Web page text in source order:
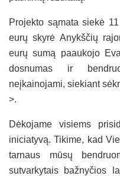
Projekto sąmata siekė
eurų skyrė Anykščių
eurų sumą paaukojo
dosnumas ir
neįkainojami, siekiant
>.
Dėkojame visiems
iniciatyvą. Tikime, kad
tarnaus mūsų
sutvarkytais bažnyčios